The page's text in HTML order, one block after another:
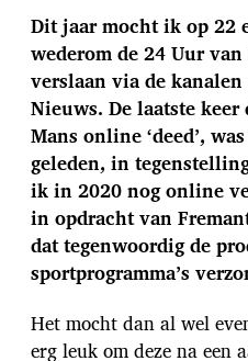
i
c
h
t
d
a
t
u
m
Dit jaar mocht ik op 22
wederom de 24 Uur
verslaan via de kanalen
Nieuws. De laatste
Mans online ‘deed’,
geleden, in
ik in 2020 nog online
in opdracht van
dat tegenwoordig de
sportprogramma’s
Het mocht dan al wel
erg leuk om deze na een